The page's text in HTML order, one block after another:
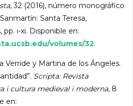
, 32 (2016), número monográfico
Santa Teresa,
i-xi. Disponible en:
volumes/32.
Verride y Martina de los Ángeles.
Scripta: Revista
i cultura medieval i moderna, 8
en: